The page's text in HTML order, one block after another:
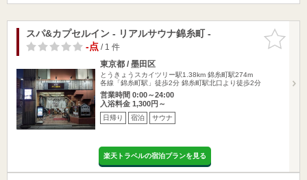
お気に入
りに追加
スパ&カプセルイン - リアルサウナ錦糸町 -
-点/ 1 件
東京都 / 墨田区
とうきょうスカイツリー駅1.38km 錦糸町駅274m
各線「錦糸町駅」徒歩2分 錦糸町駅北口より徒歩2分
営業時間 0:00～24:00
入浴料金 1,300円～
日帰り 宿泊 サウナ
楽天トラベルの宿泊プランを見る